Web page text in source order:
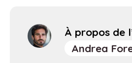
À propos de
Andrea